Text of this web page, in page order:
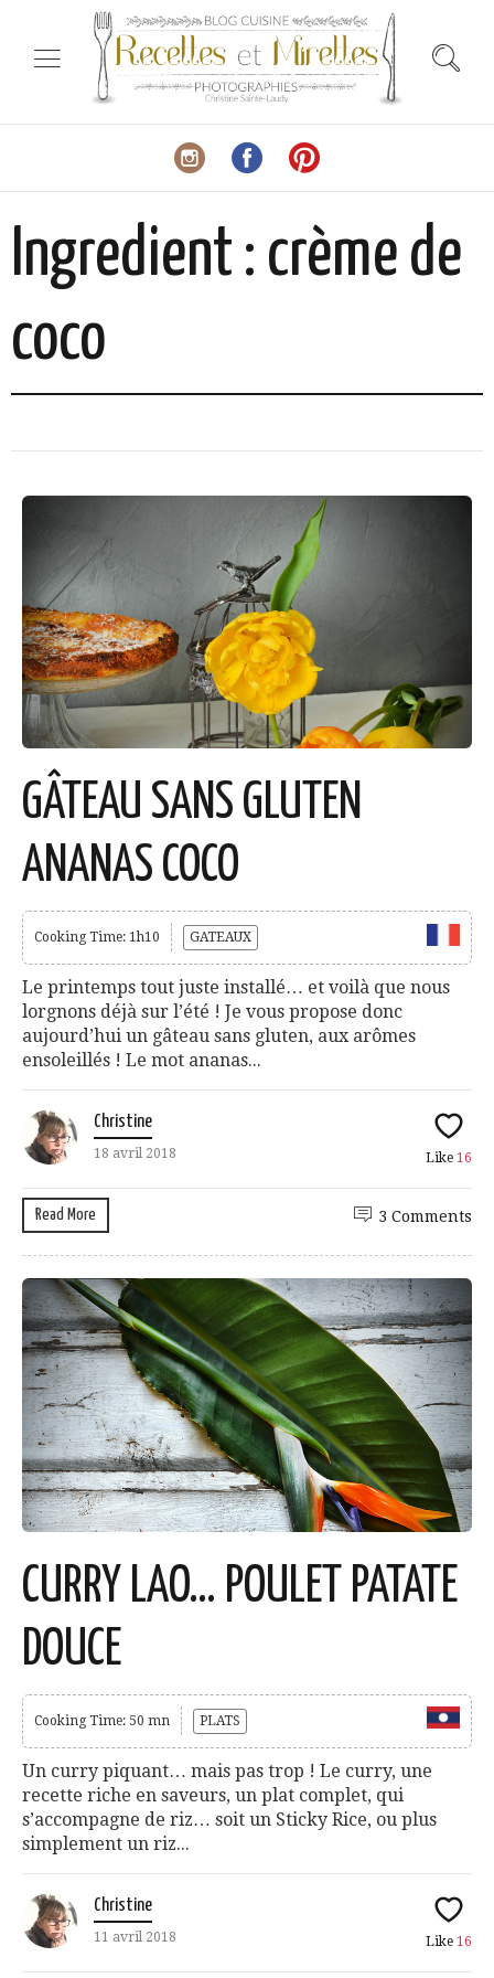
Ingredient : crème de
coco
GÂTEAU SANS GLUTEN
ANANAS COCO
Cooking Time: 1h10 GATEAUX
Le printemps tout juste installé… et voilà que nous
lorgnons déjà sur l’été ! Je vous propose donc
aujourd’hui un gâteau sans gluten, aux arômes
ensoleillés ! Le mot ananas...
Christine
18 avril 2018 Like 16
Read More 3 Comments
CURRY LAO… POULET PATATE
DOUCE
Cooking Time: 50 mn PLATS
Un curry piquant… mais pas trop ! Le curry, une
recette riche en saveurs, un plat complet, qui
s’accompagne de riz… soit un Sticky Rice, ou plus
simplement un riz...
Christine
11 avril 2018 Like 16